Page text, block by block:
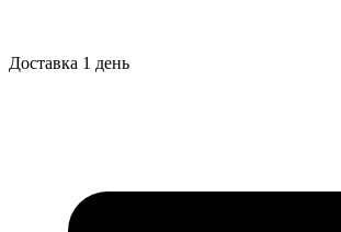
Доставка 1 день